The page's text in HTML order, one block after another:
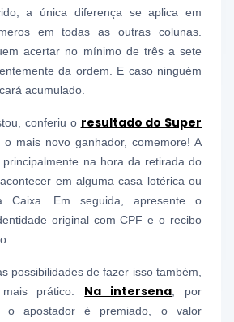
a única diferença se aplica em
em todas as outras colunas.
acertar no mínimo de três a sete
da ordem. E caso ninguém
acumulado.
conferiu o resultado do Super
mais novo ganhador, comemore! A
na hora da retirada do
em alguma casa lotérica ou
Caixa. Em seguida, apresente o
original com CPF e o recibo
possibilidades de fazer isso também,
prático. Na intersena , por
o apostador é premiado, o valor